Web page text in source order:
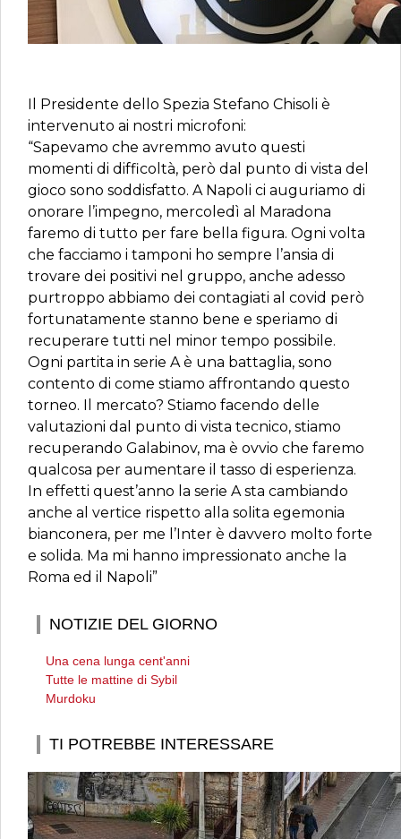
Il Presidente dello Spezia Stefano Chisoli è
intervenuto ai nostri microfoni:
“Sapevamo che avremmo avuto questi
momenti di difficoltà, però dal punto di vista del
gioco sono soddisfatto. A Napoli ci auguriamo di
onorare l’impegno, mercoledì al Maradona
faremo di tutto per fare bella figura. Ogni volta
che facciamo i tamponi ho sempre l’ansia di
trovare dei positivi nel gruppo, anche adesso
purtroppo abbiamo dei contagiati al covid però
fortunatamente stanno bene e speriamo di
recuperare tutti nel minor tempo possibile.
Ogni partita in serie A è una battaglia, sono
contento di come stiamo affrontando questo
torneo. Il mercato? Stiamo facendo delle
valutazioni dal punto di vista tecnico, stiamo
recuperando Galabinov, ma è ovvio che faremo
qualcosa per aumentare il tasso di esperienza.
In effetti quest’anno la serie A sta cambiando
anche al vertice rispetto alla solita egemonia
bianconera, per me l’Inter è davvero molto forte
e solida. Ma mi hanno impressionato anche la
Roma ed il Napoli”
NOTIZIE DEL GIORNO
Una cena lunga cent'anni
Tutte le mattine di Sybil
Murdoku
TI POTREBBE INTERESSARE